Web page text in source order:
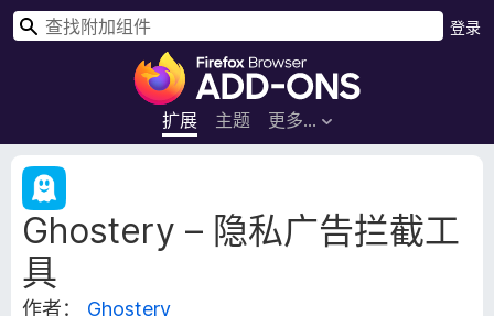
F
r
e
x
浏
扩展 主题 更多…
登录
搜
Ghostery – 隐私广告拦截工
具
作者： Ghostery
扩
展
元
数
据